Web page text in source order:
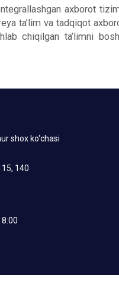
axborot
ta’lim va tadqiqot
chiqilgan ta’limni
shox ko‘chasi
140